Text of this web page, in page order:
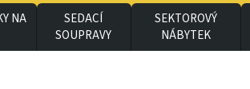
NA
SEDACÍ
SOUPRAVY
SEKTOROVÝ
NÁBYTEK